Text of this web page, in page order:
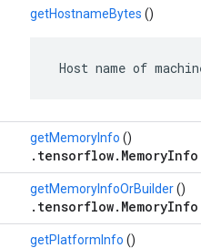
getHostnameBytes ()
Host name of
getMemoryInfo ()
getMemoryInfoOrBuilder()
getPlatformInfo ()